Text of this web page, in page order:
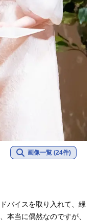
画像一覧 (24件)
バイスを取り入れて、緑
本当に偶然なのですが、